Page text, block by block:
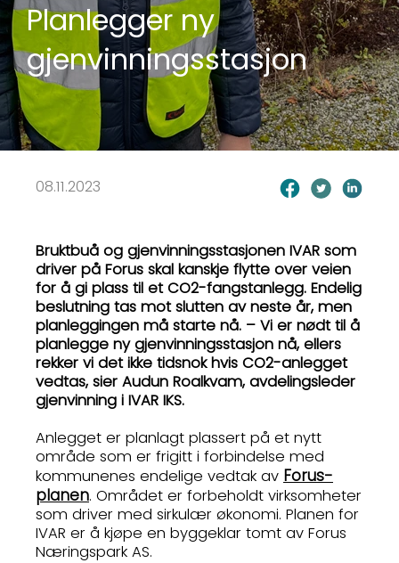
Planlegger ny
gjenvinningsstasjon
08.11.2023
Bruktbuå og gjenvinningsstasjonen IVAR som
driver på Forus skal kanskje flytte over veien
for å gi plass til et CO2-fangstanlegg. Endelig
beslutning tas mot slutten av neste år, men
planleggingen må starte nå. – Vi er nødt til å
planlegge ny gjenvinningsstasjon nå, ellers
rekker vi det ikke tidsnok hvis CO2-anlegget
vedtas, sier Audun Roalkvam, avdelingsleder
gjenvinning i IVAR IKS.
Anlegget er planlagt plassert på et nytt
område som er frigitt i forbindelse med
kommunenes endelige vedtak av Forus-
planen. Området er forbeholdt virksomheter
som driver med sirkulær økonomi. Planen for
IVAR er å kjøpe en byggeklar tomt av Forus
Næringspark AS.